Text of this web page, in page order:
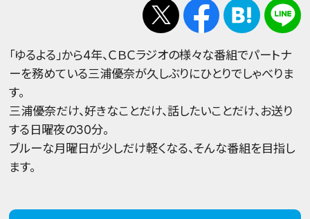
「ゆるよる」から4年、ＣＢＣラジオの様々な番組でパートナ
ーを務めている三浦優奈が久しぶりにひとりでしゃべりま
す。
三浦優奈だけ、好きなことだけ、話したいことだけ、お送り
する日曜夜の30分。
ブルーな月曜日が少しだけ軽くなる、そんな番組を目指し
ます。